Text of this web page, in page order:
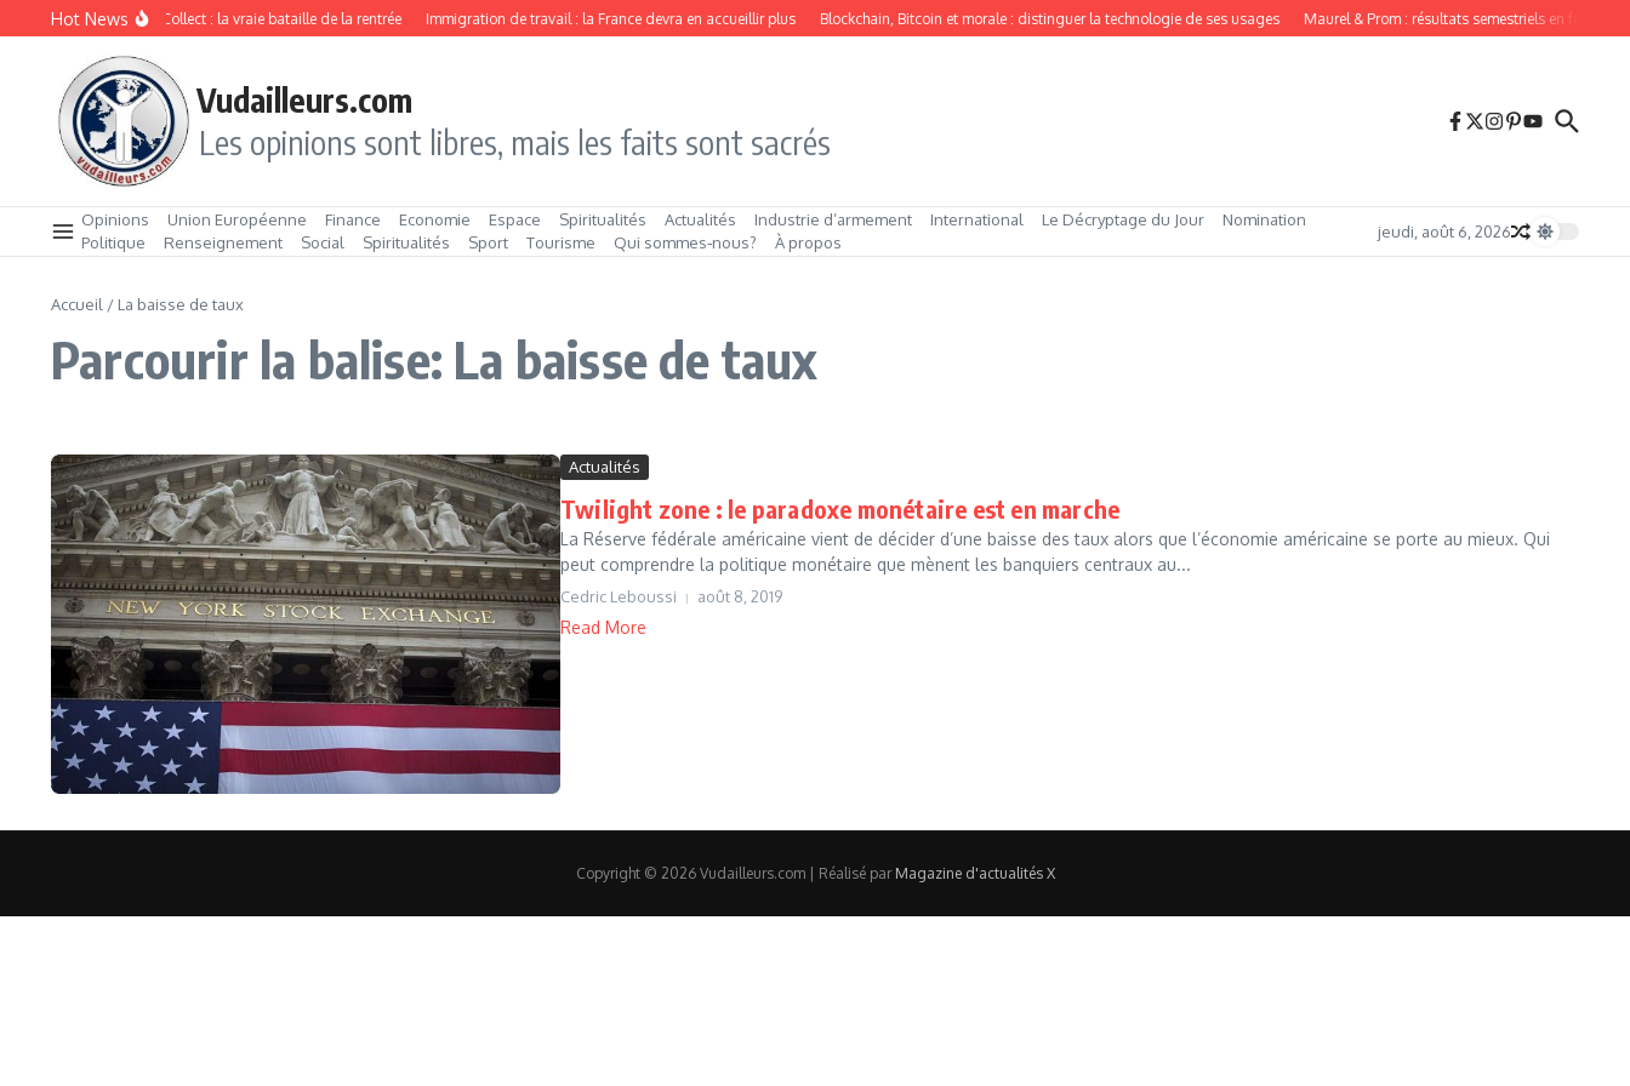
Aller au contenu
Hot News
Drive ou Click & Collect : la vraie bataille de la rentrée Immigration de travail : la France devra en accueillir plus Blockchain, Bitcoin et morale : distinguer la technologie de ses usages Maurel & Prom : résultats semestriels en forte
Vudailleurs.com
Les opinions sont libres, mais les faits sont sacrés
Opinions Union Européenne Finance Economie Espace Spiritualités Actualités Industrie d’armement International Le Décryptage du Jour
Nomination
Politique
Renseignement Social Spiritualités Sport Tourisme Qui sommes‑nous? À propos
jeudi, août 6, 2026
Accueil / La baisse de taux
Parcourir la balise: La baisse de taux
Actualités
Twilight zone : le paradoxe monétaire est en marche
La Réserve fédérale américaine vient de décider d’une baisse des taux alors que l’économie américaine se porte au mieux. Qui
peut comprendre la politique monétaire que mènent les banquiers centraux au...
Cedric Leboussi août 8, 2019
Read More
Copyright © 2026 Vudailleurs.com | Réalisé par Magazine d'actualités X